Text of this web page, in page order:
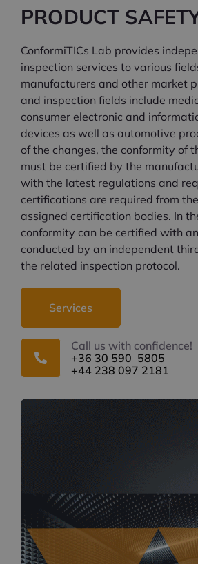
Contact us
equipment
Contact us
Contact us
Contact us
equipment
Contact us
Contact us
Contact us
equipment
Contact us
Contact us
PRODUCT
ConformiTICs Lab provides
inspection services to various
manufacturers and other market
and inspection fields include
consumer electronic and
devices as well as automotive
of the changes, the conformity of
must be certified by the
with the latest regulations and
certifications are required from
assigned certification bodies. In
conformity can be certified with
conducted by an independent
the related inspection protocol.
Services
Call us with confidence!
+36 30 590 5805
+44 238 097 2181